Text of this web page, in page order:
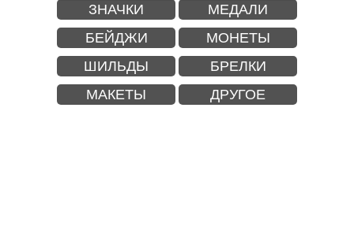
ЗНАЧКИ МЕДАЛИ
ШИЛЬДЫ БРЕЛКИ
БЕЙДЖИ МОНЕТЫ
МАКЕТЫ ДРУГОЕ